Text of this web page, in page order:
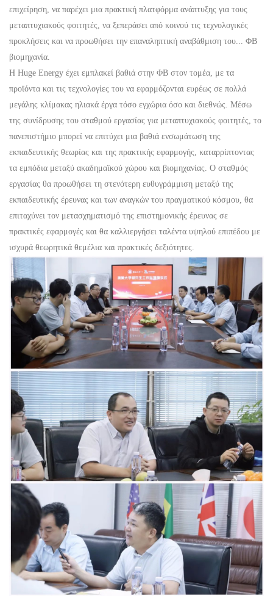
επιχείρηση, να παρέχει μια πρακτική πλατφόρμα ανάπτυξης για τους
μεταπτυχιακούς φοιτητές, να ξεπεράσει από κοινού τις τεχνολογικές
προκλήσεις και να προωθήσει την επαναληπτική αναβάθμιση του... ΦΒ
βιομηχανία.
Η Huge Energy έχει εμπλακεί βαθιά στην ΦΒ στον τομέα, με τα
προϊόντα και τις τεχνολογίες του να εφαρμόζονται ευρέως σε πολλά
μεγάλης κλίμακας ηλιακά έργα τόσο εγχώρια όσο και διεθνώς. Μέσω
της συνίδρυσης του σταθμού εργασίας για μεταπτυχιακούς φοιτητές, το
πανεπιστήμιο μπορεί να επιτύχει μια βαθιά ενσωμάτωση της
εκπαιδευτικής θεωρίας και της πρακτικής εφαρμογής, καταρρίπτοντας
τα εμπόδια μεταξύ ακαδημαϊκού χώρου και βιομηχανίας. Ο σταθμός
εργασίας θα προωθήσει τη στενότερη ευθυγράμμιση μεταξύ της
εκπαιδευτικής έρευνας και των αναγκών του πραγματικού κόσμου, θα
επιταχύνει τον μετασχηματισμό της επιστημονικής έρευνας σε
πρακτικές εφαρμογές και θα καλλιεργήσει ταλέντα υψηλού επιπέδου με
ισχυρά θεωρητικά θεμέλια και πρακτικές δεξιότητες.